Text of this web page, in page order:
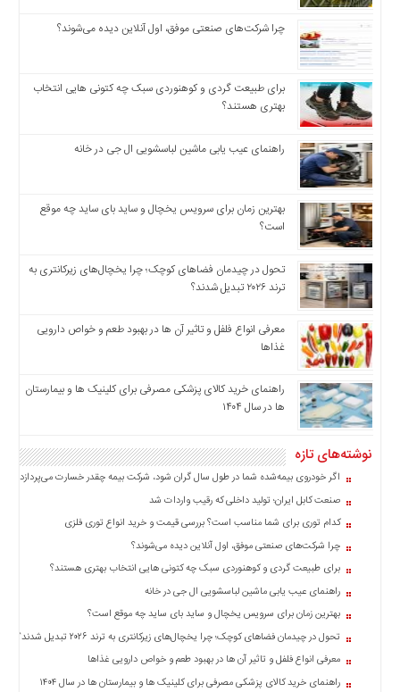
چند
رسانه
برگه
نمونه
چرا شرکت‌های صنعتی موفق، اول آنلاین دیده می‌شوند؟
برای طبیعت گردی و کوهنوردی سبک چه کتونی هایی انتخاب
بهتری هستند؟
راهنمای عیب یابی ماشین لباسشویی ال جی در خانه
بهترین زمان برای سرویس یخچال و ساید بای ساید چه موقع
است؟
تحول در چیدمان فضاهای کوچک؛ چرا یخچال‌های زیرکانتری به
ترند ۲۰۲۶ تبدیل شدند؟
معرفی انواع فلفل و تاثیر آن ‌ها در بهبود طعم و خواص دارویی
غذاها
راهنمای خرید کالای پزشکی مصرفی برای کلینیک ها و بیمارستان
ها در سال ۱۴۰۴
نوشته‌های تازه
اگر خودروی بیمه‌شده شما در طول سال گران شود، شرکت بیمه چقدر خسارت می‌پردازد؟
صنعت کابل ایران؛ تولید داخلی که رقیب واردات شد
کدام توری برای شما مناسب است؟ بررسی قیمت و خرید انواع توری فلزی
چرا شرکت‌های صنعتی موفق، اول آنلاین دیده می‌شوند؟
برای طبیعت گردی و کوهنوردی سبک چه کتونی هایی انتخاب بهتری هستند؟
راهنمای عیب یابی ماشین لباسشویی ال جی در خانه
بهترین زمان برای سرویس یخچال و ساید بای ساید چه موقع است؟
تحول در چیدمان فضاهای کوچک؛ چرا یخچال‌های زیرکانتری به ترند ۲۰۲۶ تبدیل شدند؟
معرفی انواع فلفل و تاثیر آن ‌ها در بهبود طعم و خواص دارویی غذاها
راهنمای خرید کالای پزشکی مصرفی برای کلینیک ها و بیمارستان ها در سال ۱۴۰۴